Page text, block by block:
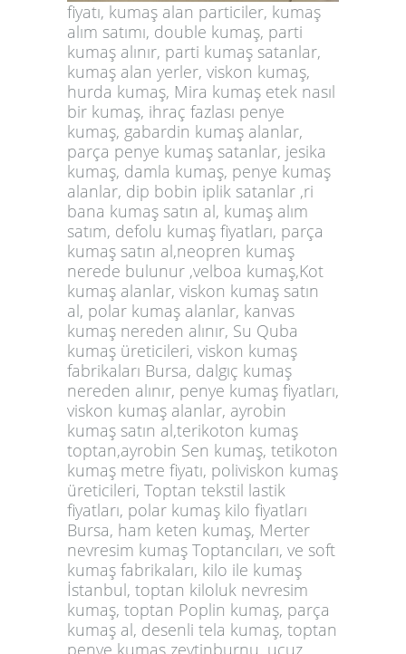
fiyatı, kumaş alan particiler, kumaş
alım satımı, double kumaş, parti
kumaş alınır, parti kumaş satanlar,
kumaş alan yerler, viskon kumaş,
hurda kumaş, Mira kumaş etek nasıl
bir kumaş, ihraç fazlası penye
kumaş, gabardin kumaş alanlar,
parça penye kumaş satanlar, jesika
kumaş, damla kumaş, penye kumaş
alanlar, dip bobin iplik satanlar ,ri
bana kumaş satın al, kumaş alım
satım, defolu kumaş fiyatları, parça
kumaş satın al,neopren kumaş
nerede bulunur ,velboa kumaş,Kot
kumaş alanlar, viskon kumaş satın
al, polar kumaş alanlar, kanvas
kumaş nereden alınır, Su Quba
kumaş üreticileri, viskon kumaş
fabrikaları Bursa, dalgıç kumaş
nereden alınır, penye kumaş fiyatları,
viskon kumaş alanlar, ayrobin
kumaş satın al,terikoton kumaş
toptan,ayrobin Sen kumaş, tetikoton
kumaş metre fiyatı, poliviskon kumaş
üreticileri, Toptan tekstil lastik
fiyatları, polar kumaş kilo fiyatları
Bursa, ham keten kumaş, Merter
nevresim kumaş Toptancıları, ve soft
kumaş fabrikaları, kilo ile kumaş
İstanbul, toptan kiloluk nevresim
kumaş, toptan Poplin kumaş, parça
kumaş al, desenli tela kumaş, toptan